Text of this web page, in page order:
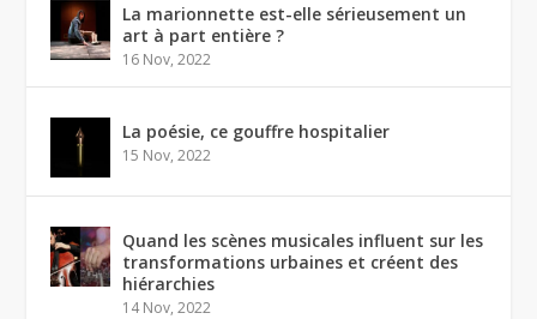
La marionnette est-elle sérieusement un
art à part entière ?
16 Nov, 2022
La poésie, ce gouffre hospitalier
15 Nov, 2022
Quand les scènes musicales influent sur les
transformations urbaines et créent des
hiérarchies
14 Nov, 2022